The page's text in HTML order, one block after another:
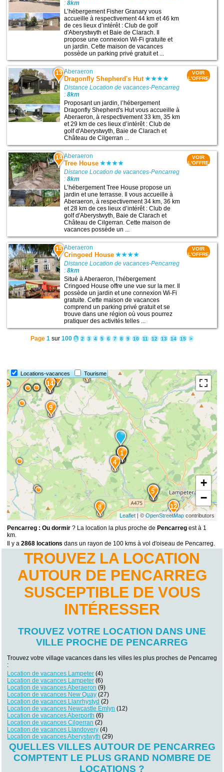
:8km
L’hébergement Fisher Granary vous
accueille à respectivement 44 km et 46 km
de ces lieux d’intérêt : Club de golf
d'Aberystwyth et Baie de Clarach. Il
propose une connexion Wi-Fi gratuite et
un jardin. Cette maison de vacances
possède un parking privé gratuit et ...
13 Aberaeron
Dragonfly Shepherd's Hut
Distance Location de vacances-Pencarreg
:8km
Proposant un jardin, l’hébergement
Dragonfly Shepherd's Hut vous accueille à
Aberaeron, à respectivement 33 km, 35 km
et 29 km de ces lieux d’intérêt : Club de
golf d'Aberystwyth, Baie de Clarach et
Château de Cilgerran ...
VOIR
L'OFFRE
14 Aberaeron
Tree House
Distance Location de vacances-Pencarreg
:8km
L’hébergement Tree House propose un
jardin et une terrasse. Il vous accueille à
Aberaeron, à respectivement 34 km, 36 km
et 28 km de ces lieux d’intérêt : Club de
golf d'Aberystwyth, Baie de Clarach et
Château de Cilgerran. Cette maison de
vacances possède un ...
VOIR
L'OFFRE
15 Aberaeron
Cringoed House
Distance Location de vacances-Pencarreg
:8km
Situé à Aberaeron, l’hébergement
Cringoed House offre une vue sur la mer. Il
possède un jardin et une connexion Wi-Fi
gratuite. Cette maison de vacances
comprend un parking privé gratuit et se
trouve dans une région où vous pourrez
pratiquer des activités telles ...
VOIR
L'OFFRE
Page 1 sur 100 1 2 3 4 5 6 7 8 9 10 11 12 13 14 15 >
Locations-vacances Tourisme
15
14
13
12
9
8
7
6
5
4
3
2
1
+
−
Leaflet| ©OpenStreetMapcontributors
Pencarreg : Ou dormir ? La location la plus proche de Pencarreg est à 1
km.
Il y a2868 locations dans un rayon de 100 kms à vol d'oiseau de Pencarreg.
TROUVEZ LA LOCATION
AUTOUR DE PENCARREG
SUSCEPTIBLE DE VOUS
INTÉRESSER
TROUVEZ VOTRE LOCATION DANS UNE
VILLE PROCHE DE PENCARREG
Trouvez votre village vacances dans les villes les plus proches de Pencarreg
:
Location de vacances Lampeter (4)
Location de vacances Lampeter (6)
Location de vacances Aberaeron (9)
Location de vacances New Quay (27)
Location de vacances Llanrhystyd (2)
Location de vacances Newcastle Emlyn (12)
Location de vacances Aberporth (6)
Location de vacances Cilgerran (2)
Location de vacances Llandovery (4)
Location de vacances Aberystwyth (29)
QUELLES VILLES AUTOUR DE PENCARREG
COMPTENT LE PLUS GRAND NOMBRE DE
LOCATIONS ?